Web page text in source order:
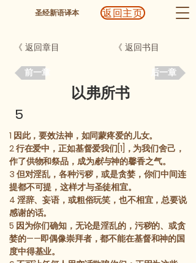
圣经新语译本 返回主页
《 返回章目
前一章
《 返回书目
后一章
以弗所书
5
1 因此，要效法神，如同蒙疼爱的儿女。
2行在爱中，正如基督爱我们[1]，为我们舍己，
作了供物和祭品，成为献与神的馨香之气。
3 但对淫乱，各种污秽，或是贪婪，你们中间连
提都不可提，这样才与圣徒相宜。
4 淫辞、妄语，或粗俗玩笑，也不相宜，总要说
感谢的话。
5 因为你们确知，无论是淫乱的，污秽的、或贪
婪的——即偶像崇拜者，都不能在基督和神的国
度中得基业。